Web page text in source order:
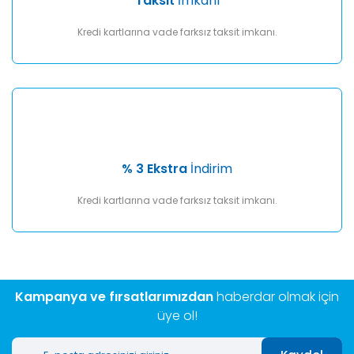
Kredi kartlarına vade farksız taksit imkanı.
% 3 Ekstra İndirim
Kredi kartlarına vade farksız taksit imkanı.
Kampanya ve fırsatlarımızdanhaberdar olmak için
üye ol!